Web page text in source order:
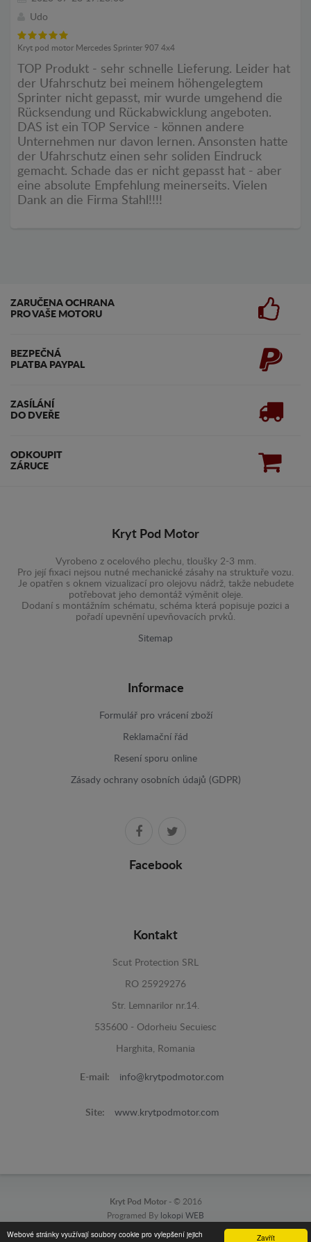
Zavřít
Webové stránky využívají soubory cookie pro vylepšení jejich
Udo
Kryt pod motor Mercedes Sprinter 907 4x4
TOP Produkt - sehr schnelle Lieferung. Leider hat
der Ufahrschutz bei meinem höhengelegtem
Sprinter nicht gepasst, mir wurde umgehend die
Rücksendung und Rückabwicklung angeboten.
DAS ist ein TOP Service - können andere
Unternehmen nur davon lernen. Ansonsten hatte
der Ufahrschutz einen sehr soliden Eindruck
gemacht. Schade das er nicht gepasst hat - aber
eine absolute Empfehlung meinerseits. Vielen
Dank an die Firma Stahl!!!!
ZARUČENA OCHRANA
PRO VAŠE MOTORU
BEZPEČNÁ
PLATBA PAYPAL
ZASÍLÁNÍ
DO DVEŘE
ODKOUPIT
ZÁRUCE
Kryt Pod Motor
Vyrobeno z ocelového plechu, tloušky 2-3 mm.
Pro její fixaci nejsou nutné mechanické zásahy na struktuře vozu.
Je opatřen s oknem vizualizací pro olejovu nádrž, takže nebudete
potřebovat jeho demontáž výměnit oleje.
Dodaní s montážním schématu, schéma která popisuje pozici a
pořadí upevnění upevňovacích prvků.
Sitemap
Informace
Formulář pro vrácení zboží
Reklamační řád
Resení sporu online
Zásady ochrany osobních údajů (GDPR)
Facebook
Kontakt
Scut Protection SRL
RO 25929276
Str. Lemnarilor nr.14.
535600 - Odorheiu Secuiesc
Harghita, Romania
E-mail: info@krytpodmotor.com
Site: www.krytpodmotor.com
Kryt Pod Motor - © 2016
Programed By lokopi WEB